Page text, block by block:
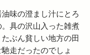
味の澄まし汁にとろ
具の沢山入った雑煮
ぶん貧しい地方の田
走だったのでしょ